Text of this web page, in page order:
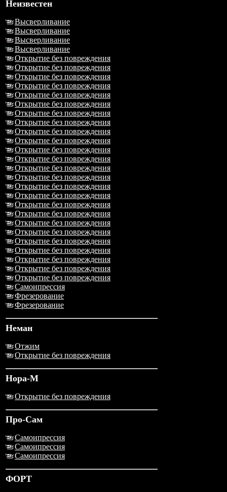
Неизвестен
Высверливание
Высверливание
Высверливание
Высверливание
Открытие без повреждения
Открытие без повреждения
Открытие без повреждения
Открытие без повреждения
Открытие без повреждения
Открытие без повреждения
Открытие без повреждения
Открытие без повреждения
Открытие без повреждения
Открытие без повреждения
Открытие без повреждения
Открытие без повреждения
Открытие без повреждения
Открытие без повреждения
Открытие без повреждения
Открытие без повреждения
Открытие без повреждения
Открытие без повреждения
Открытие без повреждения
Открытие без повреждения
Открытие без повреждения
Открытие без повреждения
Открытие без повреждения
Открытие без повреждения
Открытие без повреждения
Самоипрессия
Фрезерование
Фрезерование
Неман
Отжим
Открытие без повреждения
Нора-М
Открытие без повреждения
Про-Сам
Самоипрессия
Самоипрессия
Самоипрессия
ФОРТ